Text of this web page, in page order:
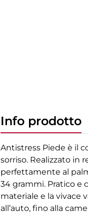
Info prodotto
Antistress Piede è il
sorriso. Realizzato in
perfettamente al
34 grammi. Pratico e
materiale e la vivace
all’auto, fino alla